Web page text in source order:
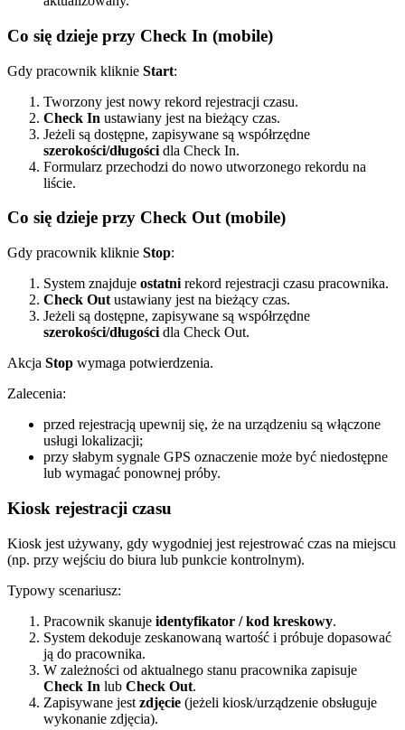
Co się dzieje przy Check In (mobile)
Gdy pracownik kliknie Start:
Tworzony jest nowy rekord rejestracji czasu.
Check In ustawiany jest na bieżący czas.
Jeżeli są dostępne, zapisywane są współrzędne
szerokości/długości dla Check In.
Formularz przechodzi do nowo utworzonego rekordu na
liście.
Co się dzieje przy Check Out (mobile)
Gdy pracownik kliknie Stop:
System znajduje ostatni rekord rejestracji czasu pracownika.
Check Out ustawiany jest na bieżący czas.
Jeżeli są dostępne, zapisywane są współrzędne
szerokości/długości dla Check Out.
Akcja Stop wymaga potwierdzenia.
Zalecenia:
przed rejestracją upewnij się, że na urządzeniu są włączone
usługi lokalizacji;
przy słabym sygnale GPS oznaczenie może być niedostępne
lub wymagać ponownej próby.
Kiosk rejestracji czasu
Kiosk jest używany, gdy wygodniej jest rejestrować czas na miejscu
(np. przy wejściu do biura lub punkcie kontrolnym).
Typowy scenariusz:
Pracownik skanuje identyfikator / kod kreskowy.
System dekoduje zeskanowaną wartość i próbuje dopasować
ją do pracownika.
W zależności od aktualnego stanu pracownika zapisuje
Check In lub Check Out.
Zapisywane jest zdjęcie (jeżeli kiosk/urządzenie obsługuje
wykonanie zdjęcia).